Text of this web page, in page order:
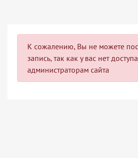
К сожалению, Вы не можете
запись, так как у вас нет
администраторам сайта